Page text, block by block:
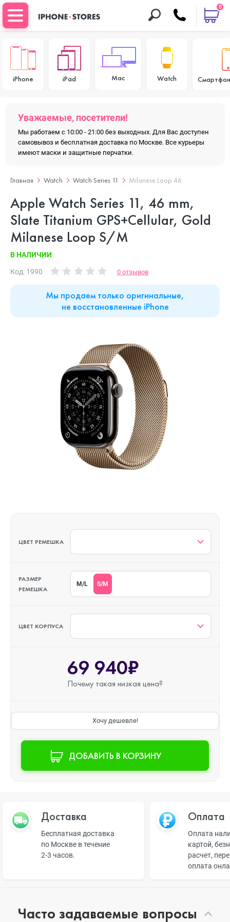
0
iPhone iPad Mac Watch
Уважаемые, посетители!
Мы работаем с 10:00 - 21:00 без выходных. Для Вас доступен
самовывоз и бесплатная доставка по Москве. Все курьеры
имеют маски и защитные перчатки.
Главная Watch Watch Series 11 Milanese Loop 46
Apple Watch Series 11, 46 mm,
Slate Titanium GPS+Cellular, Gold
Milanese Loop S/M
В НАЛИЧИИ
Код: 1990 0 отзывов
Мы продаем только оригинальные,
не восстановленные iPhone
ЦВЕТ РЕМЕШКА
РАЗМЕР
РЕМЕШКА
M/L S/M
ЦВЕТ КОРПУСА
69 940₽
Почему такая низкая цена?
Хочу дешевле!
ДОБАВИТЬ В КОРЗИНУ
Доставка
Бесплатная доставка
по Москве в течение
2-3 часов.
Оплата
Оплата
картой,
расчет,
оплата
Часто задаваемые вопросы